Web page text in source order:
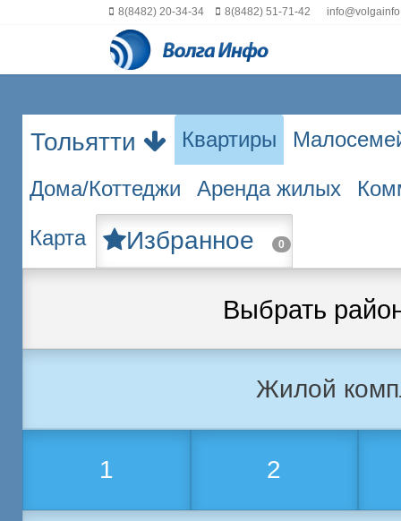
8(8482) 20-34-34 8(8482) 51-71-42
Тольятти Квартиры
Дома/Коттеджи Аренда жилых
Карта Избранное 0
Выбрать
Жилой
1 2